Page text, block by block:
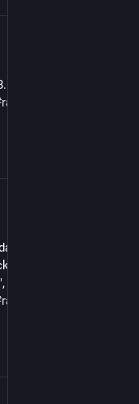
20 Uhr senden wir
radiohaspe
!  Jetzt gleich 2
und Liedermacher
12 Uhr die Wdh.
radiohaspe